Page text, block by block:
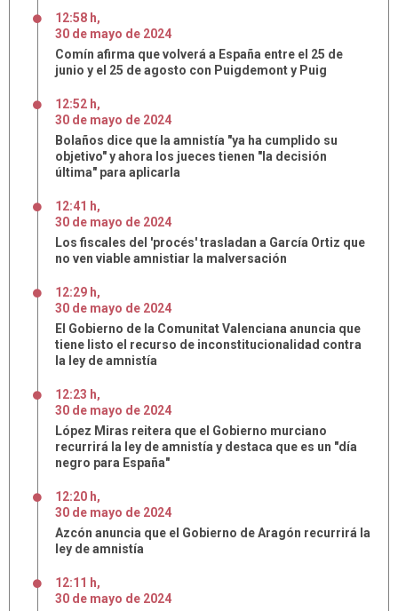
12:58 h,
30 de mayo de 2024
Comín afirma que volverá a España entre el 25 de
junio y el 25 de agosto con Puigdemont y Puig
12:52 h,
30 de mayo de 2024
Bolaños dice que la amnistía "ya ha cumplido su
objetivo" y ahora los jueces tienen "la decisión
última" para aplicarla
12:41 h,
30 de mayo de 2024
Los fiscales del 'procés' trasladan a García Ortiz que
no ven viable amnistiar la malversación
12:29 h,
30 de mayo de 2024
El Gobierno de la Comunitat Valenciana anuncia que
tiene listo el recurso de inconstitucionalidad contra
la ley de amnistía
12:23 h,
30 de mayo de 2024
López Miras reitera que el Gobierno murciano
recurrirá la ley de amnistía y destaca que es un "día
negro para España"
12:20 h,
30 de mayo de 2024
Azcón anuncia que el Gobierno de Aragón recurrirá la
ley de amnistía
12:11 h,
30 de mayo de 2024